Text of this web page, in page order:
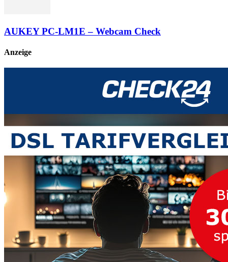
AUKEY PC-LM1E – Webcam Check
Anzeige